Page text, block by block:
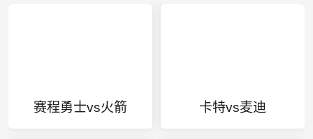
赛程勇士vs火箭 卡特vs麦迪